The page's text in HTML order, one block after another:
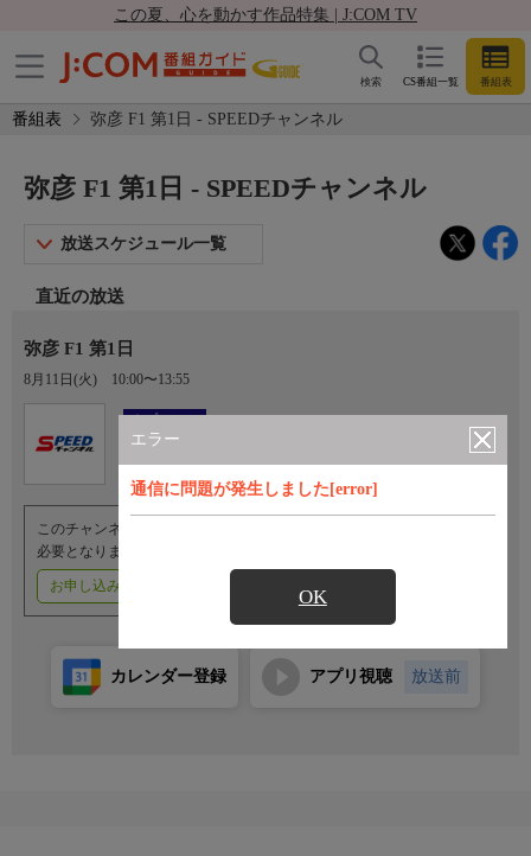
この夏、心を動かす作品特集 | J:COM TV
CS番組一覧 番組表
検索
番組表 弥彦 F1 第1日 - SPEEDチャンネル
エラー
通信に問題が発生しました[error]
OK
弥彦 F1 第1日 - SPEEDチャンネル
放送スケジュール一覧
直近の放送
弥彦 F1 第1日
8月11日(火) 10:00〜13:55
オプション
Ch.923
SPEEDチャンネル
このチャンネルのご視聴には、オプションチャンネル(有料)のご契約が
必要となります。
お申し込みはこちら
カレンダー登録 アプリ視聴 放送前